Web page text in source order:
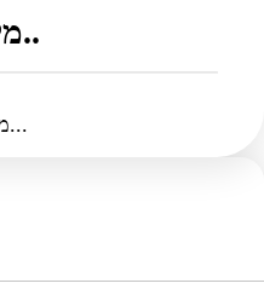
מיאווו..
מיאווו...